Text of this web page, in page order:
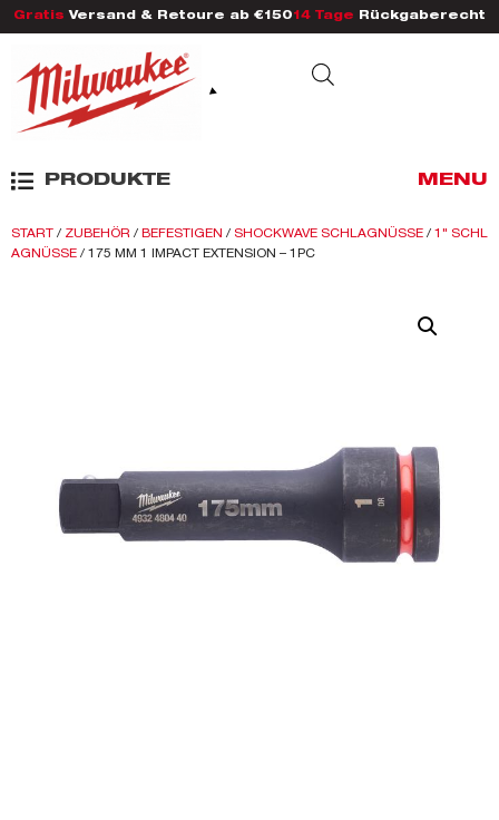
Gratis Versand & Retoure ab €150 14 Tage Rückgaberecht
PRODUKTE MENU
START / ZUBEHÖR / BEFESTIGEN / SHOCKWAVE SCHLAGNÜSSE / 1" SCHL
AGNÜSSE / 175 MM 1 IMPACT EXTENSION – 1PC